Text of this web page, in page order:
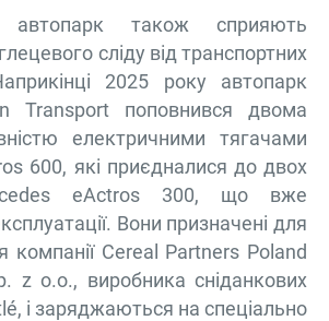
автопарк також сприяють
сліду від транспортних
2025 року автопарк
Transport поповнився двома
електричними тягачами
600, які приєдналися до двох
eActros 300, що вже
Вони призначені для
компанії Cereal Partners Poland
z o.o., виробника сніданкових
і заряджаються на спеціально